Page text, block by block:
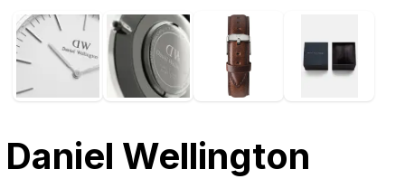
Daniel Wellington